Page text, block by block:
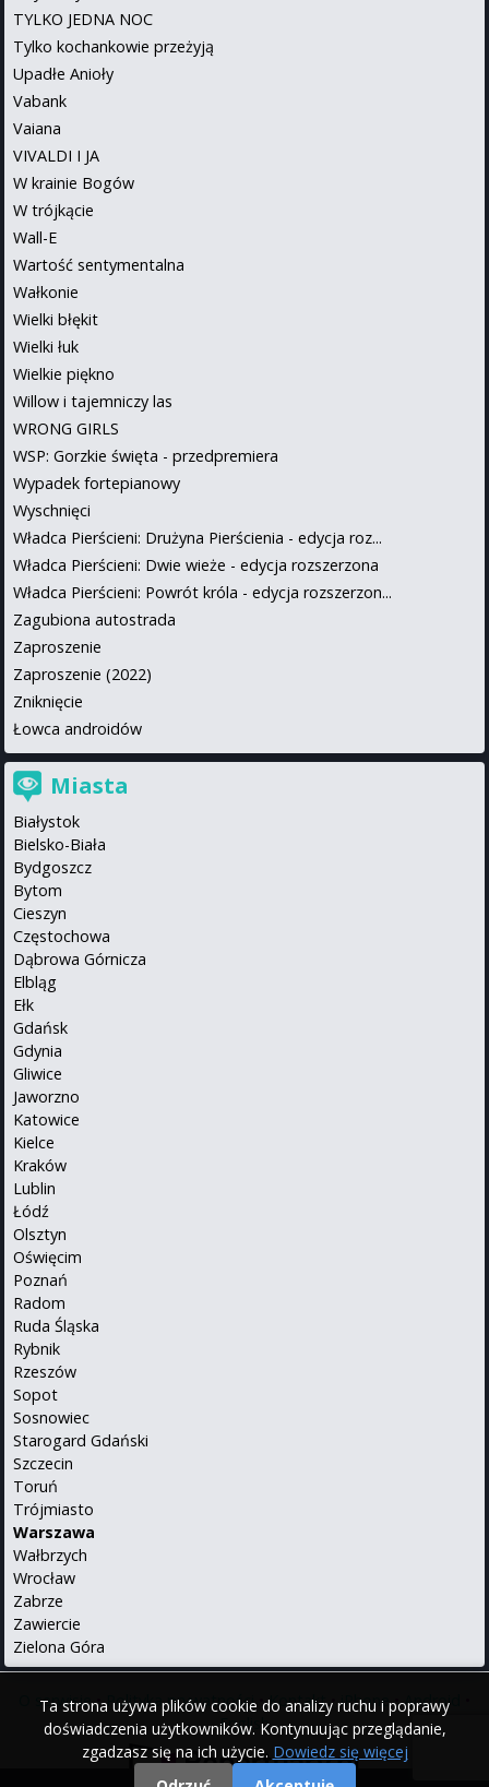
Ta strona używa plików cookie do analizy ruchu i poprawy
doświadczenia użytkowników. Kontynuując przeglądanie,
zgadzasz się na ich użycie. Dowiedz się więcej
TYLKO JEDNA NOC
Tylko kochankowie przeżyją
Upadłe Anioły
Vabank
Vaiana
VIVALDI I JA
W krainie Bogów
W trójkącie
Wall-E
Wartość sentymentalna
Wałkonie
Wielki błękit
Wielki łuk
Wielkie piękno
Willow i tajemniczy las
WRONG GIRLS
WSP: Gorzkie święta - przedpremiera
Wypadek fortepianowy
Wyschnięci
Władca Pierścieni: Drużyna Pierścienia - edycja roz...
Władca Pierścieni: Dwie wieże - edycja rozszerzona
Władca Pierścieni: Powrót króla - edycja rozszerzon...
Zagubiona autostrada
Zaproszenie
Zaproszenie (2022)
Zniknięcie
Łowca androidów
Miasta
Białystok
Bielsko-Biała
Bydgoszcz
Bytom
Cieszyn
Częstochowa
Dąbrowa Górnicza
Elbląg
Ełk
Gdańsk
Gdynia
Gliwice
Jaworzno
Katowice
Kielce
Kraków
Lublin
Łódź
Olsztyn
Oświęcim
Poznań
Radom
Ruda Śląska
Rybnik
Rzeszów
Sopot
Sosnowiec
Starogard Gdański
Szczecin
Toruń
Trójmiasto
Warszawa
Wałbrzych
Wrocław
Zabrze
Zawiercie
Zielona Góra
O serwisie•Polityka prywatności•Kontakt•iPhone•Android
English